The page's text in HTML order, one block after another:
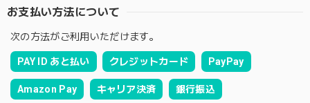
お支払い方法について
次の方法がご利用いただけます。
PAY ID あと払い クレジットカード PayPay
Amazon Pay キャリア決済 銀行振込